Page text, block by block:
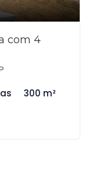
com 4
300 m²